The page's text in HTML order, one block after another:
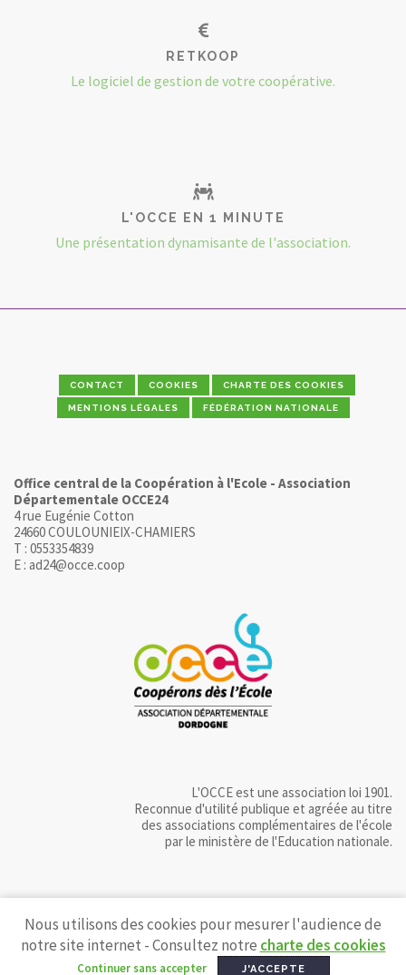
RETKOOP
Le logiciel de gestion de votre coopérative.
L'OCCE EN 1 MINUTE
Une présentation dynamisante de l'association.
CONTACT COOKIES CHARTE DES COOKIES
MENTIONS LÉGALES FÉDÉRATION NATIONALE
Office central de la Coopération à l'Ecole - Association
Départementale OCCE24
4 rue Eugénie Cotton
24660 COULOUNIEIX-CHAMIERS
T : 0553354839
E : ad24@occe.coop
L'OCCE est une association loi 1901.
Reconnue d'utilité publique et agréée au titre
des associations complémentaires de l'école
par le ministère de l'Education nationale.
Nous utilisons des cookies pour mesurer l'audience de
notre site internet - Consultez notre charte des cookies
Continuer sans accepter J'ACCEPTE